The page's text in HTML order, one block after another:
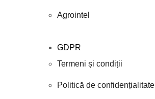
Agrointel
GDPR
Termeni și condiții
Politică de confidențialitate